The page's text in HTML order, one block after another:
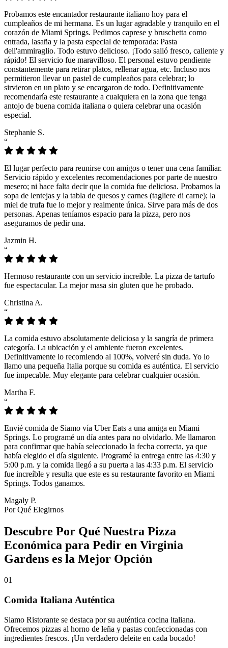
Probamos este encantador restaurante italiano hoy para el
cumpleaños de mi hermana. Es un lugar agradable y tranquilo en el
corazón de Miami Springs. Pedimos caprese y bruschetta como
entrada, lasaña y la pasta especial de temporada: Pasta
dell'ammiraglio. Todo estuvo delicioso. ¡Todo salió fresco, caliente y
rápido! El servicio fue maravilloso. El personal estuvo pendiente
constantemente para retirar platos, rellenar agua, etc. Incluso nos
permitieron llevar un pastel de cumpleaños para celebrar; lo
sirvieron en un plato y se encargaron de todo. Definitivamente
recomendaría este restaurante a cualquiera en la zona que tenga
antojo de buena comida italiana o quiera celebrar una ocasión
especial.
Stephanie S.
“
El lugar perfecto para reunirse con amigos o tener una cena familiar.
Servicio rápido y excelentes recomendaciones por parte de nuestro
mesero; ni hace falta decir que la comida fue deliciosa. Probamos la
sopa de lentejas y la tabla de quesos y carnes (tagliere di carne); la
miel de trufa fue lo mejor y realmente única. Sirve para más de dos
personas. Apenas teníamos espacio para la pizza, pero nos
aseguramos de pedir una.
Jazmin H.
“
Hermoso restaurante con un servicio increíble. La pizza de tartufo
fue espectacular. La mejor masa sin gluten que he probado.
Christina A.
“
La comida estuvo absolutamente deliciosa y la sangría de primera
categoría. La ubicación y el ambiente fueron excelentes.
Definitivamente lo recomiendo al 100%, volveré sin duda. Yo lo
llamo una pequeña Italia porque su comida es auténtica. El servicio
fue impecable. Muy elegante para celebrar cualquier ocasión.
Martha F.
“
Envié comida de Siamo vía Uber Eats a una amiga en Miami
Springs. Lo programé un día antes para no olvidarlo. Me llamaron
para confirmar que había seleccionado la fecha correcta, ya que
había elegido el día siguiente. Programé la entrega entre las 4:30 y
5:00 p.m. y la comida llegó a su puerta a las 4:33 p.m. El servicio
fue increíble y resulta que este es su restaurante favorito en Miami
Springs. Todos ganamos.
Magaly P.
Por Qué Elegirnos
Descubre Por Qué Nuestra Pizza
Económica para Pedir en Virginia
Gardens es la Mejor Opción
01
Comida Italiana Auténtica
Siamo Ristorante se destaca por su auténtica cocina italiana.
Ofrecemos pizzas al horno de leña y pastas confeccionadas con
ingredientes frescos. ¡Un verdadero deleite en cada bocado!